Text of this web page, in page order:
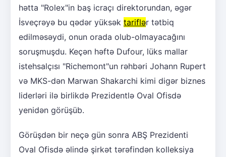
hətta "Rolex"in baş icraçı direktorundan, əgər
İsveçrəyə bu qədər yüksək tariflər tətbiq
edilməsəydi, onun orada olub-olmayacağını
soruşmuşdu. Keçən həftə Dufour, lüks mallar
istehsalçısı "Richemont"un rəhbəri Johann Rupert
və MKS-dən Marwan Shakarchi kimi digər biznes
liderləri ilə birlikdə Prezidentlə Oval Ofisdə
yenidən görüşüb.
Görüşdən bir neçə gün sonra ABŞ Prezidenti
Oval Ofisdə əlində şirkət tərəfindən kolleksiya